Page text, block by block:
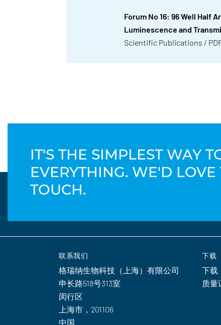
Forum No 16: 96 Well Half
Luminescence and
Scientific Publications /
IT'S THE SIMPLEST WAY
EVERYTHING. WE'D LOVE
TOUCH.
联系我们
格瑞纳生物科技（上海）有限公司
申长路518号313室
闵行区
上海市，201106
中国
下载
下载
质量